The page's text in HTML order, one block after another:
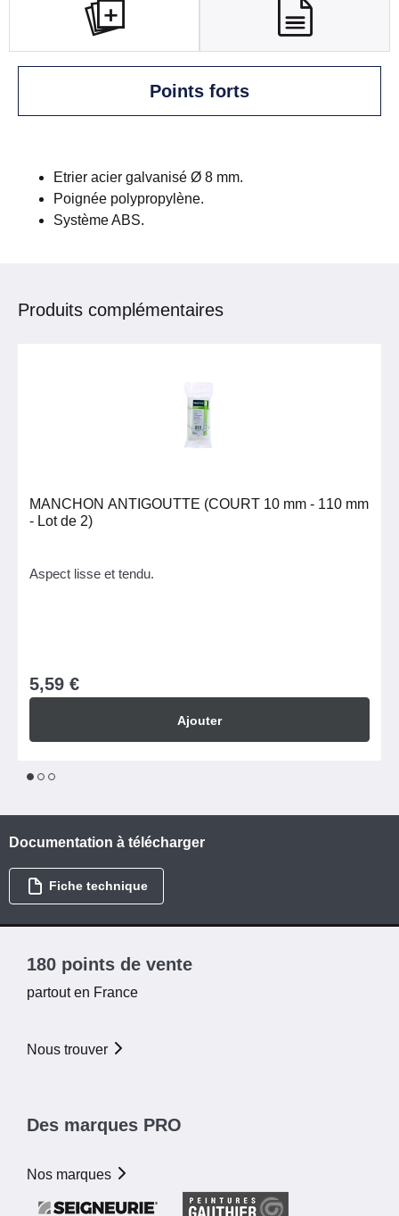
Points forts
Etrier acier galvanisé Ø 8 mm.
Poignée polypropylène.
Système ABS.
Produits complémentaires
MANCHON ANTIGOUTTE (COURT 10 mm - 110 mm
- Lot de 2)
Aspect lisse et tendu.
5,59 €
Ajouter
1 2
Documentation à télécharger
Fiche technique
180 points de vente
partout en France
Nous trouver
Des marques PRO
Nos marques